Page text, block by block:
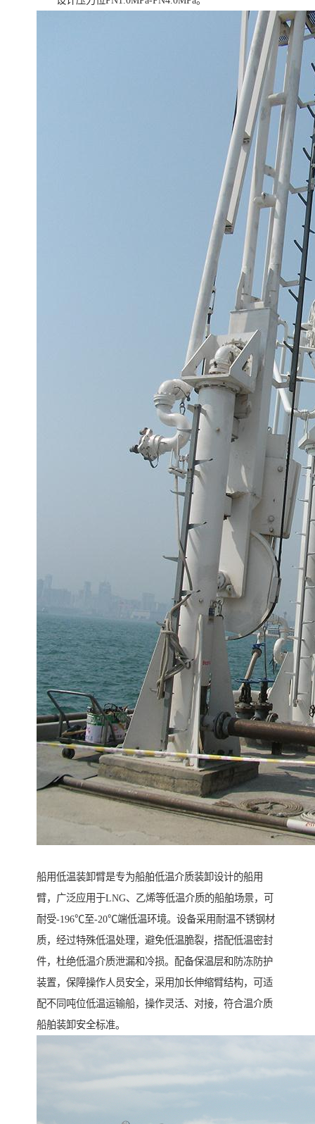
船用低温装卸臂是专为船舶低温介质装卸设计的船用
臂，广泛应用于LNG、乙烯等低温介质的船舶场景，可
耐受-196℃至-20℃端低温环境。设备采用耐温不锈钢材
质，经过特殊低温处理，避免低温脆裂，搭配低温密封
件，杜绝低温介质泄漏和冷损。配备保温层和防冻防护
装置，保障操作人员安全，采用加长伸缩臂结构，可适
配不同吨位低温运输船，操作灵活、对接，符合温介质
船舶装卸安全标准。